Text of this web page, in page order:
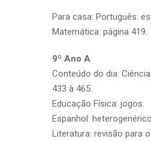
Para casa: Português:
Matemática: página 419.
9º Ano A
Conteúdo do dia:
433 à 465.
Educação Física: jogos.
Espanhol:
Literatura: revisão para